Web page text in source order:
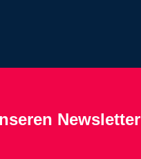
Newsletter